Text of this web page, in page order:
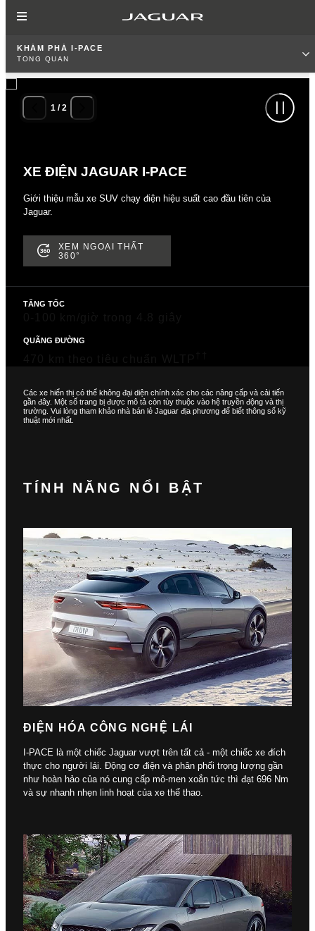
KHÁM PHÁ I-PACE
TỔNG QUAN
1/2
XE ĐIỆN JAGUAR I-PACE
Giới thiệu mẫu xe SUV chạy điện hiệu suất cao đầu tiên của
Jaguar.
XEM NGOẠI THẤT
360°
TĂNG TỐC
QUÃNG ĐƯỜNG
Các xe hiển thị có thể không đại diện chính xác cho các nâng cấp và cải tiến
gần đây. Một số trang bị được mô tả còn tùy thuộc vào hệ truyền động và thị
trường. Vui lòng tham khảo nhà bán lẻ Jaguar địa phương để biết thông số kỹ
thuật mới nhất.
TÍNH NĂNG NỔI BẬT
ĐIỆN HÓA CÔNG NGHỆ LÁI
I-PACE là một chiếc Jaguar vượt trên tất cả - một chiếc xe đích
thực cho người lái. Động cơ điện và phân phối trọng lượng gần
như hoàn hảo của nó cung cấp mô-men xoắn tức thì đạt 696 Nm
và sự nhanh nhẹn linh hoạt của xe thể thao.